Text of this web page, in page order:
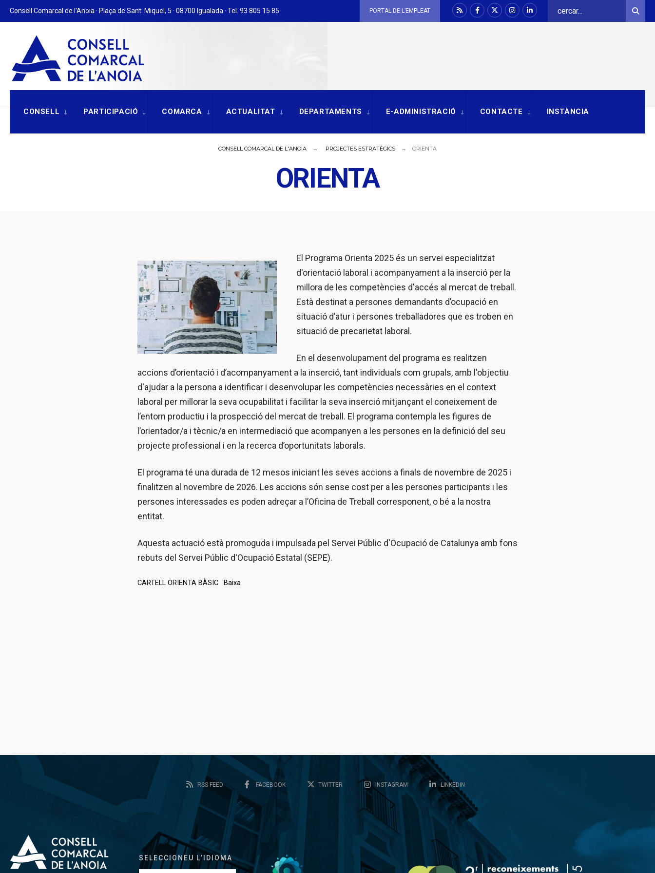
Skip
to
Consell Comarcal de l'Anoia · Plaça de Sant. Miquel, 5 · 08700 Igualada · Tel. 93 805 15 85
for:
PORTAL DE L’EMPLEAT
CONSELL PARTICIPACIÓ COMARCA ACTUALITAT DEPARTAMENTS E-ADMINISTRACIÓ CONTACTE INSTÀNCIA
CONSELL COMARCAL DE L'ANOIA PROJECTES ESTRATÈGICS ORIENTA
ORIENTA
El Programa Orienta 2025 és un servei especialitzat
d'orientació laboral i acompanyament a la inserció per la
millora de les competències d'accés al mercat de treball.
Està destinat a persones demandants d’ocupació en
situació d’atur i persones treballadores que es troben en
situació de precarietat laboral.
En el desenvolupament del programa es realitzen
accions d’orientació i d’acompanyament a la inserció, tant individuals com grupals, amb l'objectiu
d'ajudar a la persona a identificar i desenvolupar les competències necessàries en el context
laboral per millorar la seva ocupabilitat i facilitar la seva inserció mitjançant el coneixement de
l’entorn productiu i la prospecció del mercat de treball. El programa contempla les figures de
l’orientador/a i tècnic/a en intermediació que acompanyen a les persones en la definició del seu
projecte professional i en la recerca d’oportunitats laborals.
El programa té una durada de 12 mesos iniciant les seves accions a finals de novembre de 2025 i
finalitzen al novembre de 2026. Les accions són sense cost per a les persones participants i les
persones interessades es poden adreçar a l’Oficina de Treball corresponent, o bé a la nostra
entitat.
Aquesta actuació està promoguda i impulsada pel Servei Públic d'Ocupació de Catalunya amb fons
rebuts del Servei Públic d'Ocupació Estatal (SEPE).
CARTELL ORIENTA BÀSIC Baixa
RSS FEED FACEBOOK TWITTER INSTAGRAM LINKEDIN
SELECCIONEU L’IDIOMA